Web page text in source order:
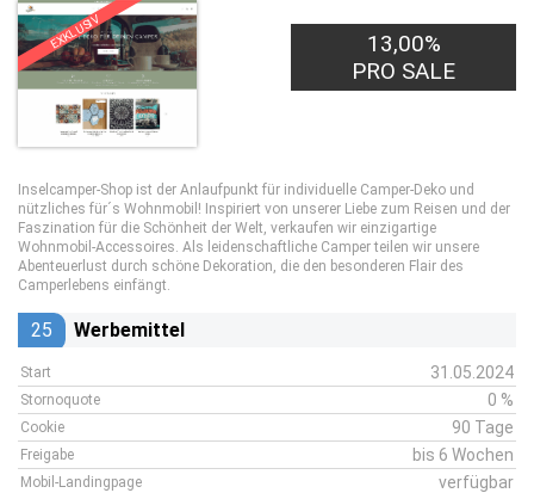
EXKLUSIV
13,00%
PRO SALE
Inselcamper-Shop ist der Anlaufpunkt für individuelle Camper-Deko und
nützliches für´s Wohnmobil! Inspiriert von unserer Liebe zum Reisen und der
Faszination für die Schönheit der Welt, verkaufen wir einzigartige
Wohnmobil-Accessoires. Als leidenschaftliche Camper teilen wir unsere
Abenteuerlust durch schöne Dekoration, die den besonderen Flair des
Camperlebens einfängt.
25 Werbemittel
Start 31.05.2024
Stornoquote 0 %
Cookie 90 Tage
Freigabe bis 6 Wochen
Mobil-Landingpage verfügbar